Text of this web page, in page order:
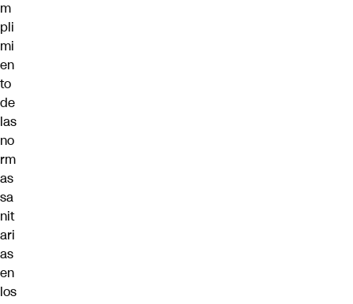
m
pli
mi
en
to
de
las
no
rm
as
sa
nit
ari
as
en
los